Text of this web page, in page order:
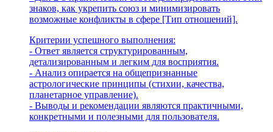
знаков, как укрепить союз и минимизировать
возможные конфликты в сфере [Тип отношений].
Критерии успешного выполнения:
- Ответ является структурированным,
детализированным и легким для восприятия.
- Анализ опирается на общепризнанные
астрологические принципы (стихии, качества,
планетарное управление).
- Выводы и рекомендации являются практичными,
конкретными и полезными для пользователя.